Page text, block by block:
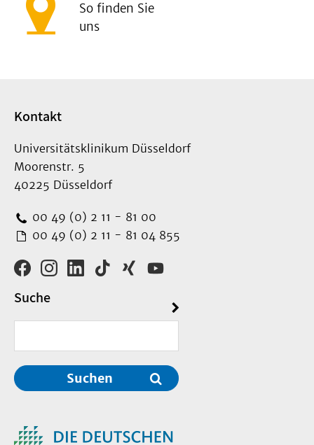
So finden Sie
uns
Kontakt
Universitätsklinikum Düsseldorf
Moorenstr. 5
40225 Düsseldorf
00 49 (0) 2 11 - 81 00
00 49 (0) 2 11 - 81 04 855
Suche
Suchen